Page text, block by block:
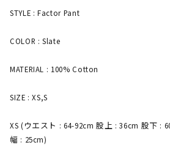
STYLE : Factor Pant
COLOR : Slate
MATERIAL : 100% Cotton
SIZE : XS,S
XS (ウエスト : 64-92cm 股上 : 36cm 股下 :
幅 : 25cm)